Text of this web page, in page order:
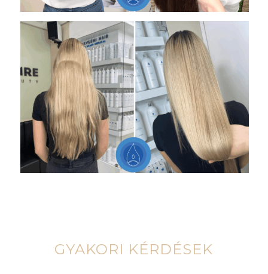
GYAKORI KÉRDÉSEK